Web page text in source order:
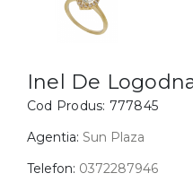
BIJUTERII COPII
Cercei
Bratari
Coliere
Lanturi
Inel De
Cod Produs: 777845
Agentia: Sun Plaza
Telefon: 0372287946